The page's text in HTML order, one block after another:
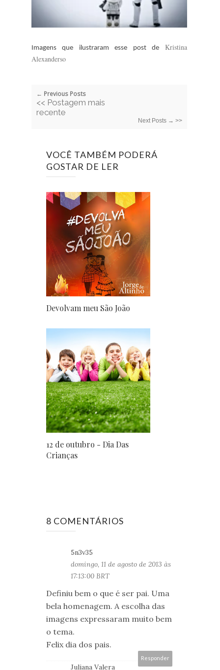
Imagens que ilustraram esse post de Kristina
Alexanderso
← Previous Posts
<< Postagem mais
recente
Next Posts → >>
VOCÊ TAMBÉM PODERÁ
GOSTAR DE LER
Devolvam meu São João
12 de outubro - Dia Das
Crianças
8 COMENTÁRIOS
5n3v35
domingo, 11 de agosto de 2013 às
17:13:00 BRT
Definiu bem o que é ser pai. Uma
bela homenagem. A escolha das
imagens expressaram muito bem
o tema.
Felix dia dos pais.
Responder
Juliana Valera